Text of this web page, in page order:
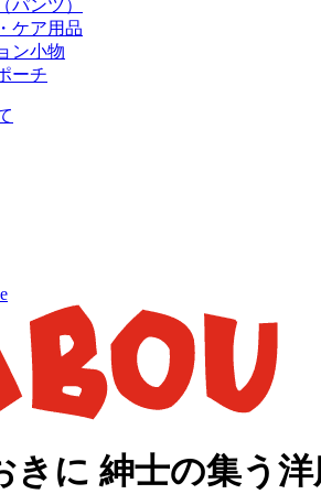
パンツ）
ケア用品
ン小物
ーチ
きに 紳士の集う